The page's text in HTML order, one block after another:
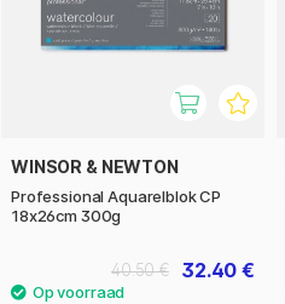
WINSOR & NEWTON
Professional Aquarelblok CP
18x26cm 300g
32.40 €
40.50 €